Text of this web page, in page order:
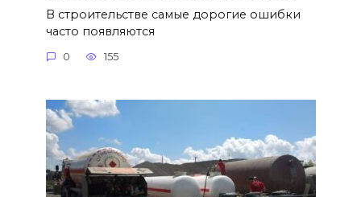
В строительстве самые дорогие ошибки
часто появляются
0 155